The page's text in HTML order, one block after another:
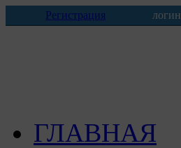
Регистрация логин
ГЛАВНАЯ